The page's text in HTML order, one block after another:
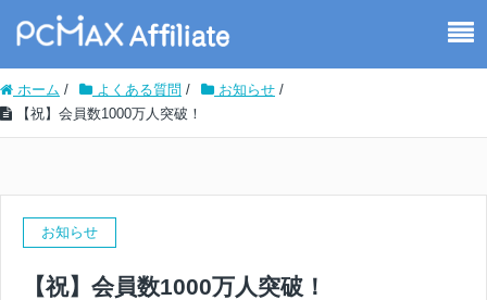
ホーム / よくある質問 / お知らせ /
【祝】会員数1000万人突破！
お知らせ
【祝】会員数1000万人突破！